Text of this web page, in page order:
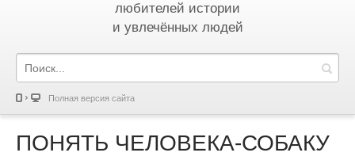
любителей истории
и увлечённых людей
Полная версия сайта
ПОНЯТЬ ЧЕЛОВЕКА-СОБАКУ